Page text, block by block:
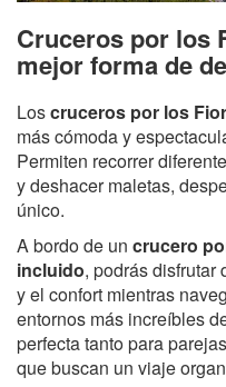
Cruceros por los
mejor forma de
Loscruceros por los
más cómoda y
Permiten recorrer
y deshacer maletas,
único.
A bordo de un crucero
incluido, podrás disfrutar
y el confort mientras
entornos más increíbles
perfecta tanto para
que buscan un viaje